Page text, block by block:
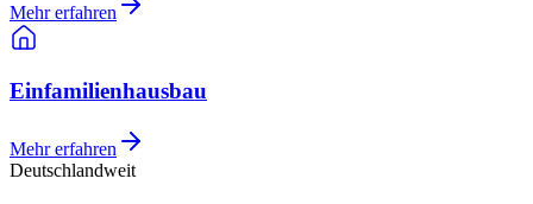
Mehr erfahren
Einfamilienhausbau
Mehr erfahren
Deutschlandweit